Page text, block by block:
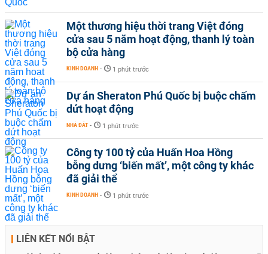
Một thương hiệu thời trang Việt đóng
cửa sau 5 năm hoạt động, thanh lý toàn
bộ cửa hàng
KINH DOANH - 1 phút trước
Dự án Sheraton Phú Quốc bị buộc chấm
dứt hoạt động
NHÀ ĐẤT - 1 phút trước
Công ty 100 tỷ của Huấn Hoa Hồng
bỗng dưng ‘biến mất’, một công ty khác
đã giải thể
KINH DOANH - 1 phút trước
LIÊN KẾT NỔI BẬT